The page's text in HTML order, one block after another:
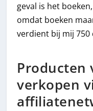
geval is het
omdat boeken
verdient bij mij 750
Producten
verkopen